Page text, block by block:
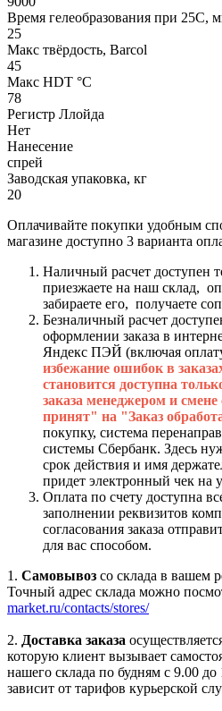
Время гелеобразования при 25С,
25
Макс твёрдость, Barcol
45
Макс HDT °С
78
Регистр Ллойда
Нет
Нанесение
спрей
Заводская упаковка, кг
20
Оплачивайте покупки удобным
магазине доступно 3 варианта
Наличный расчет доступен
приезжаете на наш склад,
забираете его, получаете
Безналичный расчет
оформлении заказа в
Яндекс ПЭЙ (включая
избежание ошибок в
становится доступна
заказа менеджером и смене
принят" на "Заказ
покупку, система
системы Сбербанк. Здесь
срок действия и имя
придет электронный чек на
Оплата по счету доступна
заполнении реквизитов
согласования заказа
для вас способом.
1. Самовывоз со склада в вашем
Точный адрес склада можно
market.ru/contacts/stores/
2. Доставка заказа
которую клиент вызывает
нашего склада по будням с 9.00
зависит от тарифов курьерской